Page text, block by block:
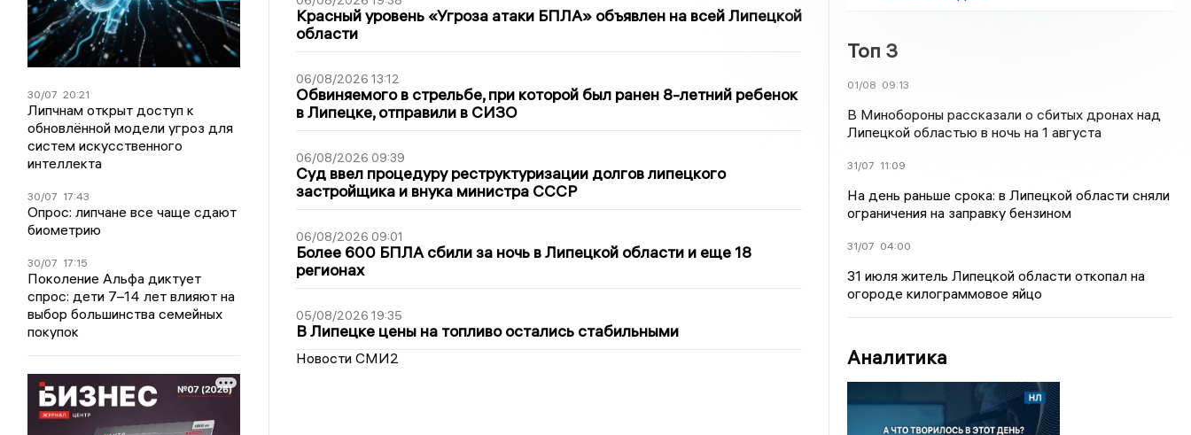
30/07 20:21
Липчнам открыт доступ к
обновлённой модели угроз для
систем искусственного
интеллекта
30/07 17:43
Опрос: липчане все чаще сдают
биометрию
30/07 17:15
Поколение Альфа диктует
спрос: дети 7–14 лет влияют на
выбор большинства семейных
покупок
Красный уровень «Угроза атаки БПЛА» объявлен на всей Липецкой
области
06/08/2026 13:12
Обвиняемого в стрельбе, при которой был ранен 8-летний ребенок
в Липецке, отправили в СИЗО
06/08/2026 09:39
Суд ввел процедуру реструктуризации долгов липецкого
застройщика и внука министра СССР
06/08/2026 09:01
Более 600 БПЛА сбили за ночь в Липецкой области и еще 18
регионах
05/08/2026 19:35
В Липецке цены на топливо остались стабильными
Новости СМИ2
Топ 3
01/08 09:13
В Минобороны рассказали о сбитых дронах над
Липецкой областью в ночь на 1 августа
31/07 11:09
На день раньше срока: в Липецкой области сняли
ограничения на заправку бензином
31/07 04:00
31 июля житель Липецкой области откопал на
огороде килограммовое яйцо
Аналитика